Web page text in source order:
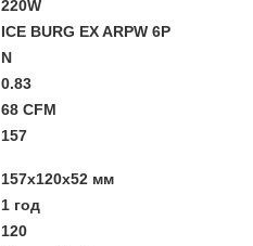
220W
ICE BURG EX ARPW 6P
N
0.83
68 CFM
157
157x120x52 мм
1 год
120